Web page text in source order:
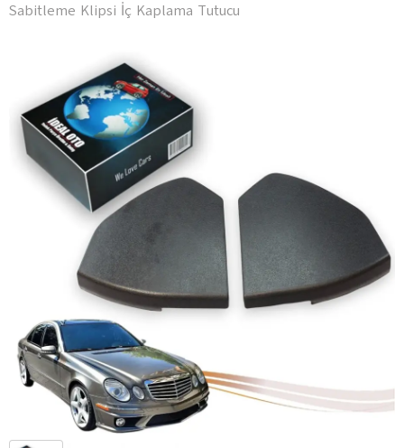
Sabitleme Klipsi İç Kaplama Tutucu